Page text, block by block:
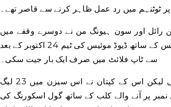
ٹوٹنہم میں رد عمل ظاہر کرنے سے قاصر تھے۔
رائل اور سون ہیونگ من نے دوسرے وقفے میں
حملہ کرکے ویسٹ ہیم کو ایک اور شکست سے دوچار کیا جس کے ساتھ ڈیوڈ موئیس کی ٹیم 24 اکتوبر کے بعد
سے ٹاپ فلائٹ میں صرف ایک بار جیت سکی۔
موئیس نے پھر سے تین سینٹر بیکس کے ساتھ شروعات کی لیکن اس کے کپتان نے اس سیزن میں 23 لیگ
صرف 19 بار جال تلاش کرنے کے ساتھ 18 ویں نمبر پر آنے والے کلب کے ساتھ گول اسکورنگ کی